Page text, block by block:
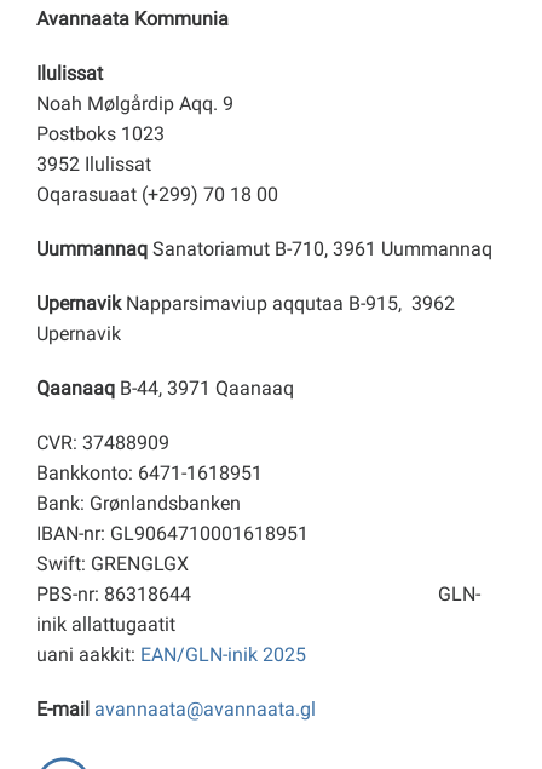
Avannaata Kommunia
Ilulissat
Noah Mølgårdip Aqq. 9
Postboks 1023
3952 Ilulissat
Oqarasuaat (+299) 70 18 00
Uummannaq Sanatoriamut B-710, 3961 Uummannaq
Upernavik Napparsimaviup aqqutaa B-915, 3962
Upernavik
Qaanaaq B-44, 3971 Qaanaaq
CVR: 37488909
Bankkonto: 6471-1618951
Bank: Grønlandsbanken
IBAN-nr: GL9064710001618951
Swift: GRENGLGX
PBS-nr: 86318644 GLN-
inik allattugaatit
uani aakkit: EAN/GLN-inik 2025
E-mail avannaata@avannaata.gl